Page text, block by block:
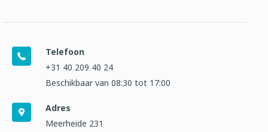
Telefoon
+31 40 209 40 24
Beschikbaar van 08:30 tot 17:00
Adres
Meerheide 231